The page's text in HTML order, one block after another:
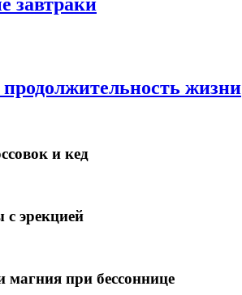
жизни
и кед
эрекцией
магния при бессоннице